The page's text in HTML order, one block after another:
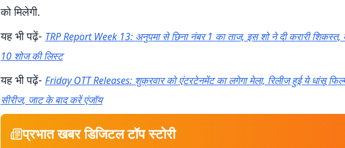
को मिलेगी.
यह भी पढ़ें- TRP Report Week 13: अनुपमा से छिना नंबर 1 का ताज, इस शो ने दी करारी शिकस्त,
10 शोज की लिस्ट
यह भी पढ़ें- Friday OTT Releases: शुक्रवार को एंटरटेनमेंट का लगेगा मेला, रिलीज हुई ये धांसू
सीरीज, जाट के बाद करें एंजॉय
प्रभात खबर डिजिटल टॉप स्टोरी